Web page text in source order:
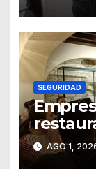
SEGURIDAD
AGO 1,